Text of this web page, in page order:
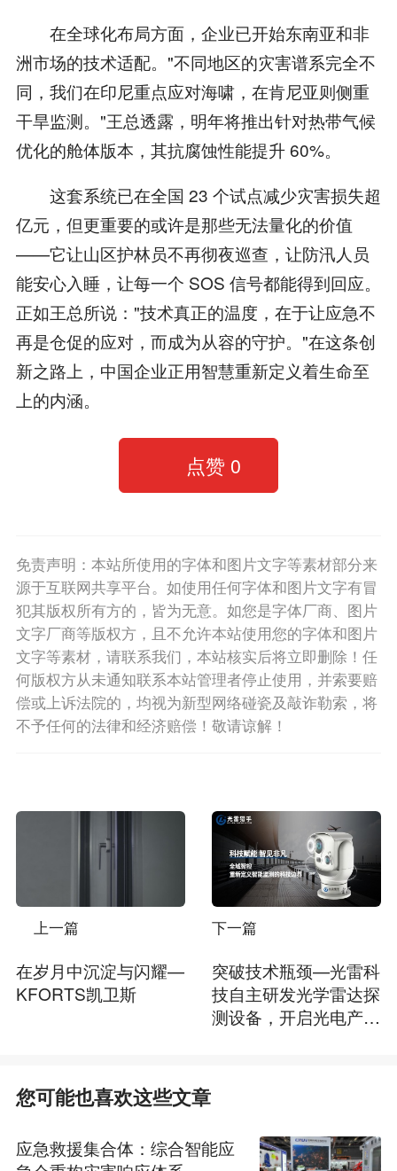
在全球化布局方面，企业已开始东南亚和非
洲市场的技术适配。"不同地区的灾害谱系完全不
同，我们在印尼重点应对海啸，在肯尼亚则侧重
干旱监测。"王总透露，明年将推出针对热带气候
优化的舱体版本，其抗腐蚀性能提升 60%。
这套系统已在全国 23 个试点减少灾害损失超
亿元，但更重要的或许是那些无法量化的价值
——它让山区护林员不再彻夜巡查，让防汛人员
能安心入睡，让每一个 SOS 信号都能得到回应。
正如王总所说："技术真正的温度，在于让应急不
再是仓促的应对，而成为从容的守护。"在这条创
新之路上，中国企业正用智慧重新定义着生命至
上的内涵。
点赞 0
免责声明：本站所使用的字体和图片文字等素材部分来
源于互联网共享平台。如使用任何字体和图片文字有冒
犯其版权所有方的，皆为无意。如您是字体厂商、图片
文字厂商等版权方，且不允许本站使用您的字体和图片
文字等素材，请联系我们，本站核实后将立即删除！任
何版权方从未通知联系本站管理者停止使用，并索要赔
偿或上诉法院的，均视为新型网络碰瓷及敲诈勒索，将
不予任何的法律和经济赔偿！敬请谅解！
上一篇
在岁月中沉淀与闪耀—
KFORTS凯卫斯
下一篇
突破技术瓶颈—光雷科
技自主研发光学雷达探
测设备，开启光电产业
您可能也喜欢这些文章
应急救援集合体：综合智能应